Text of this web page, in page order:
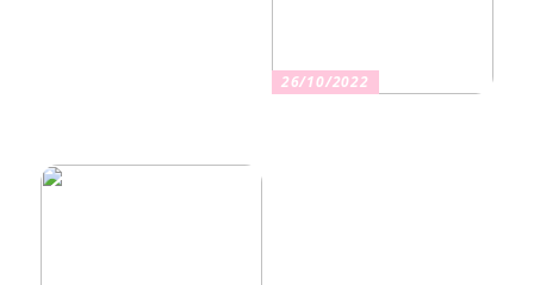
26/10/2022